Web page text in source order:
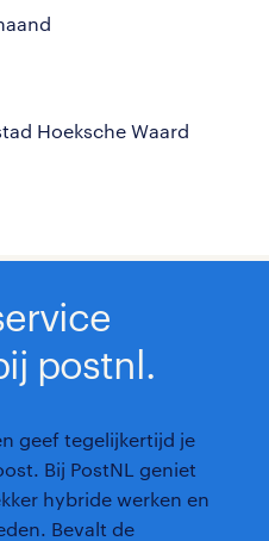
Hoeksche Waard
postnl.
geef tegelijkertijd je
Bij PostNL geniet
hybride werken en
Bevalt de